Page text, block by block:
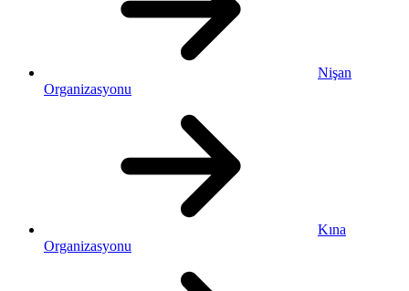
Nişan
Organizasyonu
Kına
Organizasyonu